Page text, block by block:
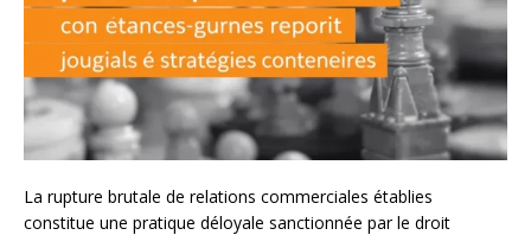
La rupture brutale de relations commerciales établies
constitue une pratique déloyale sanctionnée par le droit